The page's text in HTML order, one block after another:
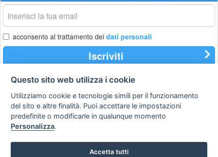
La
tua
email
acconsento al trattamento dei dati personali
Iscriviti
Privacy
policy
Avviso
legale
Scrivici
Copyright © 2008
Questo sito web utilizza i cookie
Utilizziamo cookie e tecnologie simili per il funzionamento
del sito e altre finalità. Puoi accettare le impostazioni
predefinite o modificarle in qualunque momento
Personalizza.
Accetta tutti